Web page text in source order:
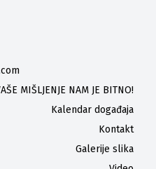
MIŠLJENJE NAM JE BITNO!
Kalendar događaja
Kontakt
Galerije slika